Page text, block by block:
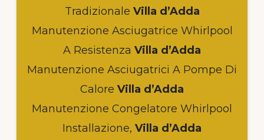
Tradizionale Villa d’Adda
Manutenzione Asciugatrice Whirlpool
A Resistenza Villa d’Adda
Manutenzione Asciugatrici A Pompe Di
Calore Villa d’Adda
Manutenzione Congelatore Whirlpool
Installazione, Villa d’Adda